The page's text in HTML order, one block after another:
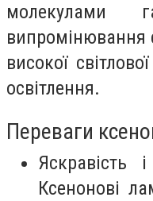
молекулами
випромінювання
високої
освітлення.
Переваги
Яскравість
Ксенонові